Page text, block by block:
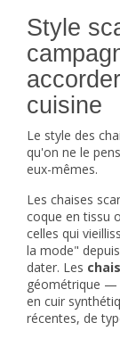
Style
cuisine
Le style des
qu'on ne le
eux-mêmes.
Les chaises
coque en tissu
celles qui
la mode"
dater. Les
géométrique —
en cuir
récentes, de